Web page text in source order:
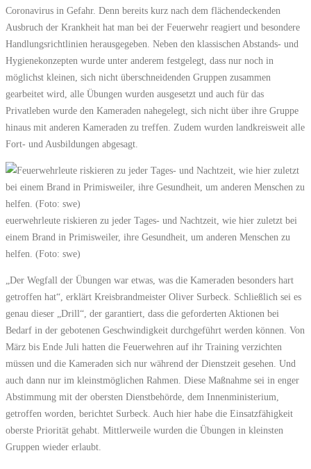
Coronavirus in Gefahr. Denn bereits kurz nach dem flächendeckenden
Ausbruch der Krankheit hat man bei der Feuerwehr reagiert und besondere
Handlungsrichtlinien herausgegeben. Neben den klassischen Abstands- und
Hygienekonzepten wurde unter anderem festgelegt, dass nur noch in
möglichst kleinen, sich nicht überschneidenden Gruppen zusammen
gearbeitet wird, alle Übungen wurden ausgesetzt und auch für das
Privatleben wurde den Kameraden nahegelegt, sich nicht über ihre Gruppe
hinaus mit anderen Kameraden zu treffen. Zudem wurden landkreisweit alle
Fort- und Ausbildungen abgesagt.
euerwehrleute riskieren zu jeder Tages- und Nachtzeit, wie hier zuletzt bei
einem Brand in Primisweiler, ihre Gesundheit, um anderen Menschen zu
helfen. (Foto: swe)
„Der Wegfall der Übungen war etwas, was die Kameraden besonders hart
getroffen hat“, erklärt Kreisbrandmeister Oliver Surbeck. Schließlich sei es
genau dieser „Drill“, der garantiert, dass die geforderten Aktionen bei
Bedarf in der gebotenen Geschwindigkeit durchgeführt werden können. Von
März bis Ende Juli hatten die Feuerwehren auf ihr Training verzichten
müssen und die Kameraden sich nur während der Dienstzeit gesehen. Und
auch dann nur im kleinstmöglichen Rahmen. Diese Maßnahme sei in enger
Abstimmung mit der obersten Dienstbehörde, dem Innenministerium,
getroffen worden, berichtet Surbeck. Auch hier habe die Einsatzfähigkeit
oberste Priorität gehabt. Mittlerweile wurden die Übungen in kleinsten
Gruppen wieder erlaubt.